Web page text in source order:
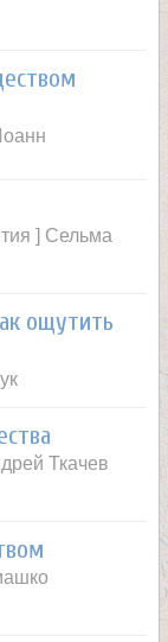
] Сельма
ощутить
Ткачев